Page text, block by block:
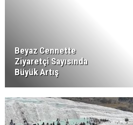
Beyaz Cennette
Ziyaretçi Sayısında
Büyük Artış